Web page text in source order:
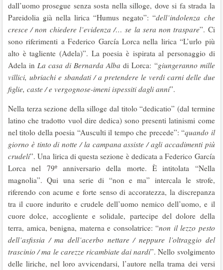
dall’uomo prosegue senza sosta nella silloge, dove si fa strada la
Pareidolia già nella lirica “Humus negato”: “dell’indolenza che
cresce / non chiedere l’evidenza /… se la sera non traspare”. Ci
sono riferimenti a Federico García Lorca nella lirica “L’urlo più
alto è tagliente (Adela)”. La poesia è ispirata al personaggio di
Adela inLa casa di Bernarda Alba di Lorca: “giungeranno mille
villici, ubriachi e sbandati / a pretendere le verdi carni delle due
figlie, caste / e vergognose-imeni ispessiti dagli anni”.
Nella terza sezione della silloge dal titolo “dedicatio” (dal termine
latino che tradotto vuol dire dedica) sono presenti latinismi come
nel titolo della poesia “Ausculti il tempo che precede”: “quando il
giorno è tinto di notte / la campana assiste / agli accadimenti più
crudeli”. Una lirica di questa sezione è dedicata a Federico García
Lorca nel 79º anniversario della morte. È intitolata “Nella
magnolia”. Qui una serie di “non e ma” intercala le strofe,
riferendo con acume e forte senso di accoratezza, la discrepanza
tra il cuore indurito e crudele dell’uomo nemico dell’uomo, e il
cuore dolce, accogliente e solidale, partecipe del dolore della
terra, amica, benigna, materna e consolatrice: “non il lezzo pesto
dell’asfissia / ma dell’acerbo nettare / neppure l’oltraggio del
trascinio / ma le carezze ricambiate dai nardi”. Nello svolgimento
delle liriche, nel loro avvicendarsi, l’autore nella trama dei versi